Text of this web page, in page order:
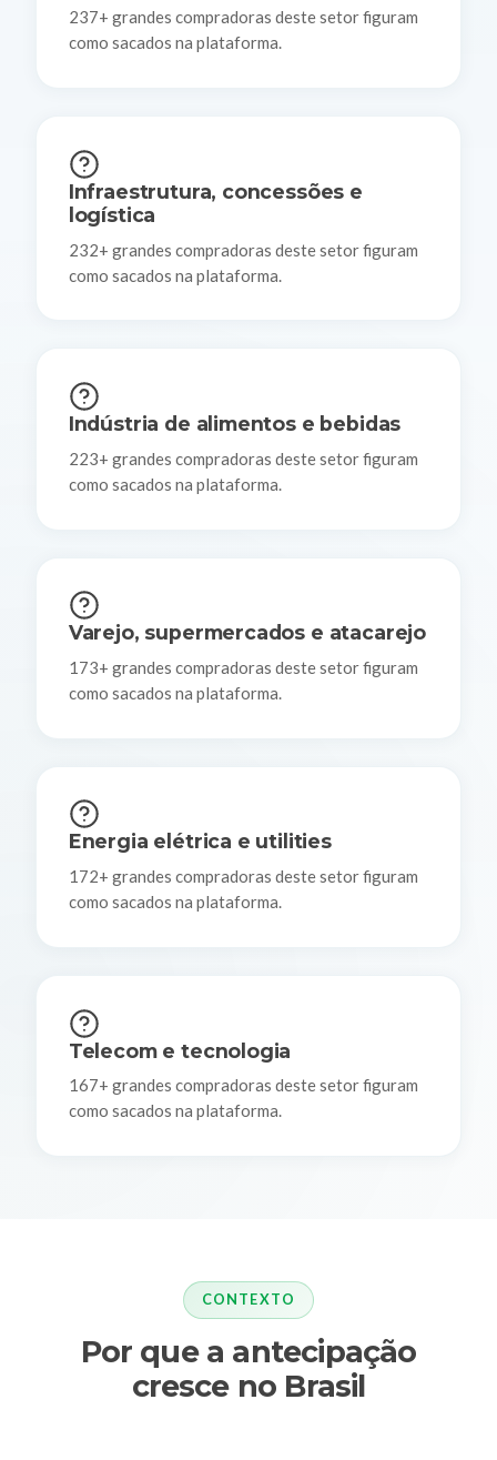
237+ grandes compradoras deste setor figuram
como sacados na plataforma.
Infraestrutura, concessões e
logística
232+ grandes compradoras deste setor figuram
como sacados na plataforma.
Indústria de alimentos e bebidas
223+ grandes compradoras deste setor figuram
como sacados na plataforma.
Varejo, supermercados e atacarejo
173+ grandes compradoras deste setor figuram
como sacados na plataforma.
Energia elétrica e utilities
172+ grandes compradoras deste setor figuram
como sacados na plataforma.
Telecom e tecnologia
167+ grandes compradoras deste setor figuram
como sacados na plataforma.
CONTEXTO
Por que a antecipação
cresce no Brasil